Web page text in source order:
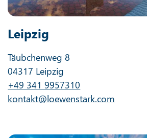
Leipzig
Täubchenweg 8
04317 Leipzig
+49 341 9957310
kontakt@loewenstark.com